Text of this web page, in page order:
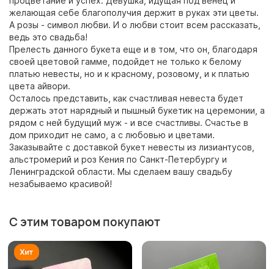
желающая себе благополучия держит в руках эти цветы.
А розы - символ любви. И о любви стоит всем рассказать,
ведь это свадьба!
Прелесть данного букета еще и в том, что он, благодаря
своей цветовой гамме, подойдет не только к белому
платью невесты, но и к красному, розовому, и к платью
цвета айвори.
Осталось представить, как счастливая невеста будет
держать этот нарядный и пышный букетик на церемонии, а
рядом с ней будущий муж - и все счастливы. Счастье в
дом приходит не само, а с любовью и цветами.
Заказывайте с доставкой букет невесты из лизиантусов,
альстромерий и роз Кения по Санкт-Петербургу и
Ленинградской области. Мы сделаем вашу свадьбу
незабываемо красивой!
С этим товаром покупают